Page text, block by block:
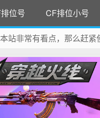
位号 CF排位小号
站非常有看点，那么赶紧